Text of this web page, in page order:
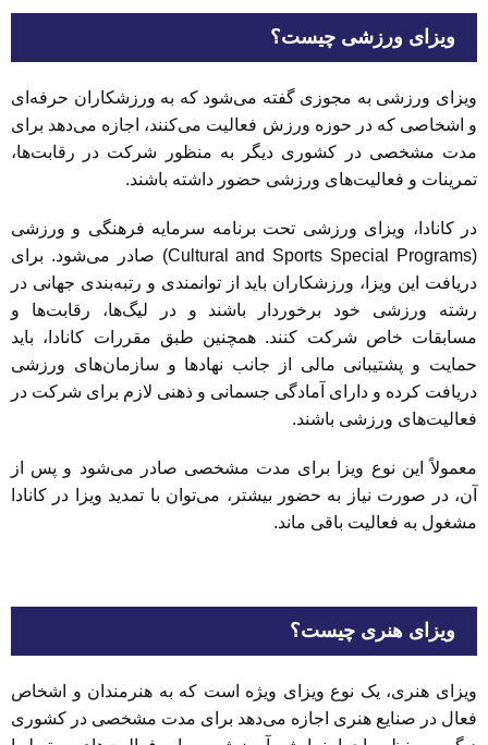
ویزای ورزشی چیست؟
ویزای ورزشی به مجوزی گفته می‌شود که به ورزشکاران حرفه‌ای
و اشخاصی که در حوزه ورزش فعالیت می‌کنند، اجازه می‌دهد برای
مدت مشخصی در کشوری دیگر به منظور شرکت در رقابت‌ها،
تمرینات و فعالیت‌های ورزشی حضور داشته باشند.
در کانادا، ویزای ورزشی تحت برنامه سرمایه فرهنگی و ورزشی
(Cultural and Sports Special Programs) صادر می‌شود. برای
دریافت این ویزا، ورزشکاران باید از توانمندی و رتبه‌بندی جهانی در
رشته ورزشی خود برخوردار باشند و در لیگ‌ها، رقابت‌ها و
مسابقات خاص شرکت کنند. همچنین طبق مقررات کانادا، باید
حمایت و پشتیبانی مالی از جانب نهادها و سازمان‌های ورزشی
دریافت کرده و دارای آمادگی جسمانی و ذهنی لازم برای شرکت در
فعالیت‌های ورزشی باشند.
معمولاً این نوع ویزا برای مدت مشخصی صادر می‌شود و پس از
آن، در صورت نیاز به حضور بیشتر، می‌توان با تمدید ویزا در کانادا
مشغول به فعالیت باقی ماند.
ویزای هنری چیست؟
ویزای هنری، یک نوع ویزای ویژه است که به هنرمندان و اشخاص
فعال در صنایع هنری اجازه می‌دهد برای مدت مشخصی در کشوری